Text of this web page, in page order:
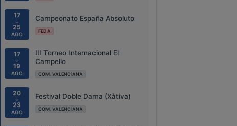
17
↓
25
AGO
Campeonato España Absoluto
FEDA
17
↓
19
AGO
III Torneo Internacional El
Campello
COM. VALENCIANA
20
↓
23
AGO
Festival Doble Dama (Xàtiva)
COM. VALENCIANA